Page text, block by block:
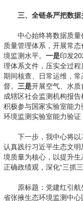
三、全链条严把数
中心始终将数据质量
质量管理体系，开展常
境监测水平。 一是印发
理体系文件，压实全过程
期间核查、日常运维，
督。 三是开展空气、水
成辖区社会监测机构报告
积极参与国家实验室能
环境监测实验室能力验证
下一步，我中心将以
认真践行习近平生态文
境质量为核心，以提升
正确政绩观，深化“三抓
原标题：党建红引航
省张掖生态环境监测中